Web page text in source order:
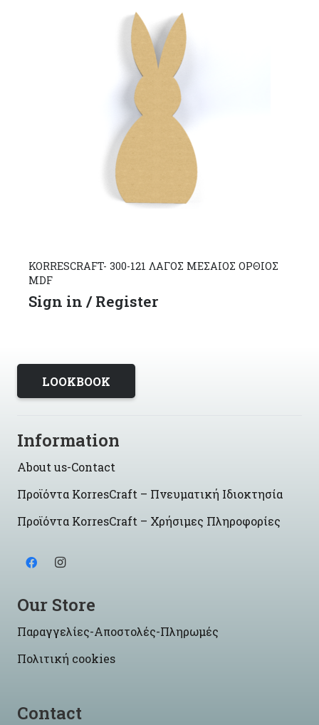
KORRESCRAFT- 300-121 ΛΑΓΟΣ ΜΕΣΑΙΟΣ ΟΡΘΙΟΣ
MDF
Sign in / Register
LOOKBOOK
Information
About us-Contact
Προϊόντα KorresCraft – Πνευματική Ιδιοκτησία
Προϊόντα KorresCraft – Χρήσιμες Πληροφορίες
Our Store
Παραγγελίες-Αποστολές-Πληρωμές
Πολιτική cookies
Contact